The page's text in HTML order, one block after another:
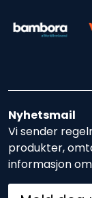
Nyhetsmail
Vi sender
produkter,
informasjon